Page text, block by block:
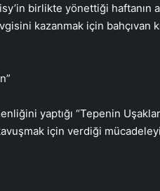
birlikte yönettiği haftanın
kazanmak için bahçıvan
yaptığı “Tepenin
için verdiği mücadeleyi